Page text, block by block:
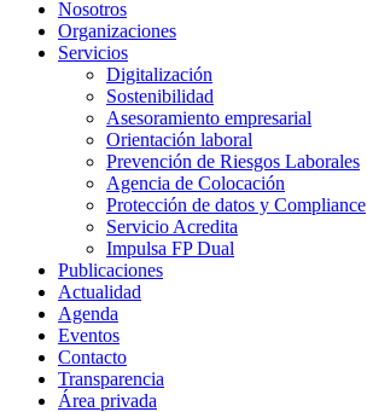
Nosotros
Organizaciones
Servicios
Digitalización
Sostenibilidad
Asesoramiento empresarial
Orientación laboral
Prevención de Riesgos Laborales
Agencia de Colocación
Protección de datos y Compliance
Servicio Acredita
Impulsa FP Dual
Publicaciones
Actualidad
Agenda
Eventos
Contacto
Transparencia
Área privada